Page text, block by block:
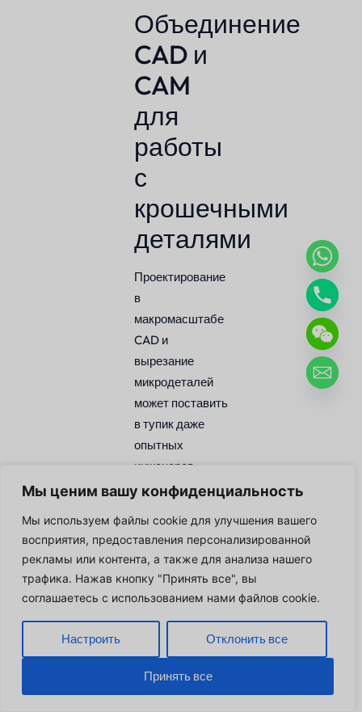
Мы ценим вашу конфиденциальность
Мы используем файлы cookie для улучшения вашего
восприятия, предоставления персонализированной
рекламы или контента, а также для анализа нашего
трафика. Нажав кнопку "Принять все", вы
соглашаетесь с использованием нами файлов cookie.
Настроить Отклонить все
Принять все
Объединение
CAD и
CAM
для
работы
с
крошечными
деталями
Проектирование
в
макромасштабе
CAD и
вырезание
микродеталей
может поставить
в тупик даже
опытных
инженеров.
Инструменты
особенностей
радиусы,
инструментов,
что позволяет
перепроектировать
конструкцию